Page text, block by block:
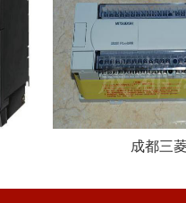
成都三